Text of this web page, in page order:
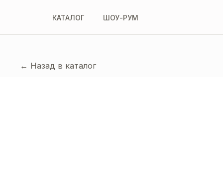
КАТАЛОГ ШОУ-РУМ
← Назад в каталог